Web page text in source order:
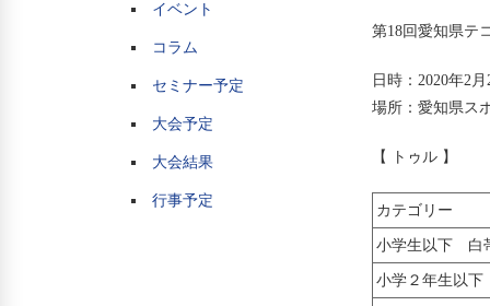
イベント
コラム
セミナー予定
大会予定
大会結果
行事予定
第18回愛知県テ
日時：2020年2
場所：愛知県ス
【 トゥル 】
カテゴリー
小学生以下 白
小学２年生以